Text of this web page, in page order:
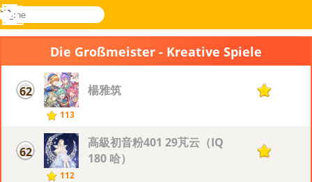
Novel
suche
Anmelden
Menü
Die Großmeister - Kreative Spiele
62
113
楊雅筑 12
62
112
高級初音粉401 29芃云（IQ
180 哈）
12